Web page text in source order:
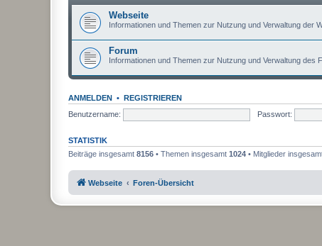
Webseite
Informationen und Themen zur Nutzung und Verwaltung der
Forum
Informationen und Themen zur Nutzung und Verwaltung des
ANMELDEN • REGISTRIEREN
Benutzername:
Passwort:
STATISTIK
Beiträge insgesamt 8156 • Themen insgesamt 1024 • Mitglieder
Webseite Foren-Übersicht